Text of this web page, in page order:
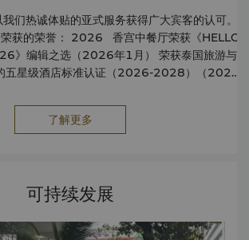
们热诚体贴的亚式服务获得广大宾客的认可。
2026 香宫中餐厅荣获《HELLO
》编辑之选（2026年1月） 荣获泰国旅游与
五星级酒店标准认证（2026-2028）（2026
最佳酒店之一。（2026 年 2 月 ） 2025年
游指南》评选的2025年福布斯旅游指南四星级
） 2024 年 TripAdvisor “旅行者之选” 奖得
奖（2025 年 6 月） 泰国美国商会颁发的
了解更多
可持续发展